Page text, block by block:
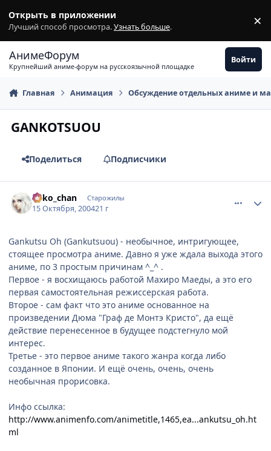
Открыть в приложении
Лучший способ просмотра.Узнать больше. ×
АнимеФорум
Крупнейший аниме-форум на русскоязычной площадке
Войти
Главная Анимация Обсуждение отдельных аниме и
GANKOTSUOU
Поделиться Подписчики
neko_chan Старожилы
15 Октября, 200421 г
Gankutsu Oh (Gankutsuou) - необычное, интригующее,
стоящее просмотра аниме. Давно я уже ждала выхода этого
аниме, по 3 простым причинам ^_^ .
Первое - я восхищаюсь работой Махиро Маеды, а это его
первая самостоятельная режиссерская работа.
Второе - сам факт что это аниме основанное на
произведении Дюма "Граф де Монтэ Кристо", да ещё
действие перенесенное в будущее подстегнуло мой
интерес.
Третье - это первое аниме такого жанра когда либо
созданное в Японии. И ещё очень, очень, очень
необычная прорисовка.
Инфо ссылка:
http://www.animenfo.com/animetitle,1465,ea...ankutsu_oh.ht
ml